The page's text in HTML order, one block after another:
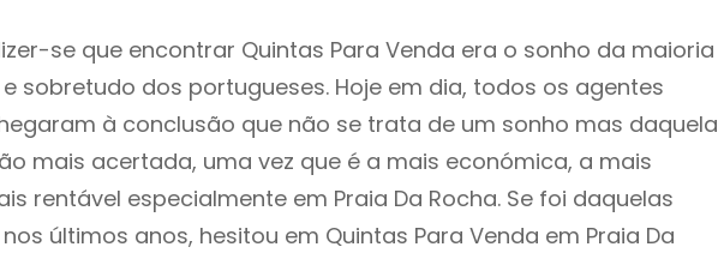
se que encontrar Quintas Para Venda era o sonho da maioria
sobretudo dos portugueses. Hoje em dia, todos os agentes
à conclusão que não se trata de um sonho mas daquela
mais acertada, uma vez que é a mais económica, a mais
rentável especialmente em Praia Da Rocha. Se foi daquelas
últimos anos, hesitou em Quintas Para Venda em Praia Da